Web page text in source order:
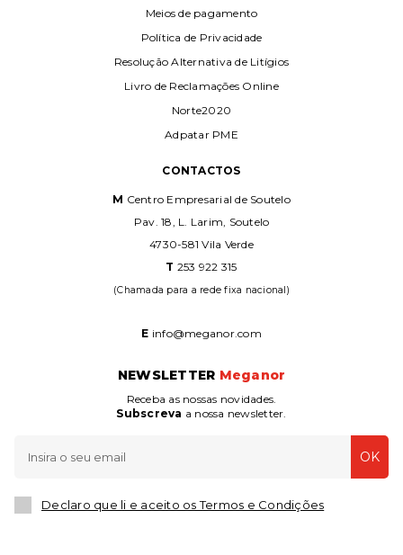
Meios de pagamento
Política de Privacidade
Resolução Alternativa de Litígios
Livro de Reclamações Online
Norte2020
Adpatar PME
CONTACTOS
M Centro Empresarial de Soutelo
Pav. 18, L. Larim, Soutelo
4730-581 Vila Verde
T 253 922 315
(Chamada para a rede fixa nacional)
E info@meganor.com
NEWSLETTER Meganor
Receba as nossas novidades.
Subscreva a nossa newsletter.
OK
Declaro que li e aceito os Termos e Condições